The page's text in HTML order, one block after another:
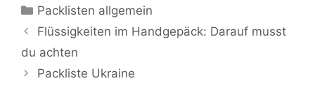
Kategorien
Packlisten allgemein
Flüssigkeiten im Handgepäck: Darauf musst
du achten
Packliste Ukraine